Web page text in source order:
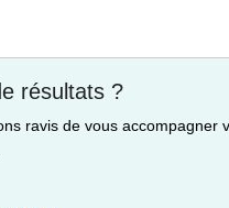
résultats ?
ravis de vous accompagner